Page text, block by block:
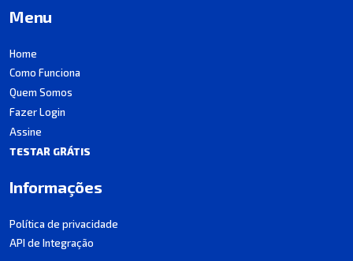
Menu
Home
Como Funciona
Quem Somos
Fazer Login
Assine
TESTAR GRÁTIS
Informações
Política de privacidade
API de Integração